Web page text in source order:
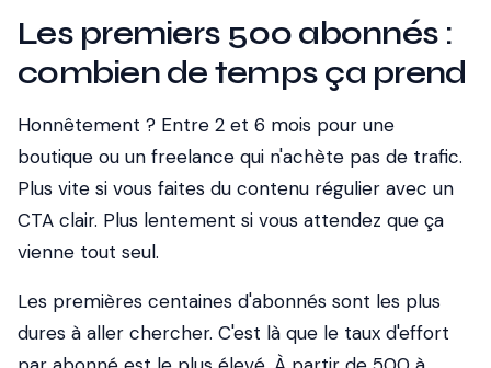
Les premiers 500 abonnés :
combien de temps ça prend
Honnêtement ? Entre 2 et 6 mois pour une
boutique ou un freelance qui n'achète pas de trafic.
Plus vite si vous faites du contenu régulier avec un
CTA clair. Plus lentement si vous attendez que ça
vienne tout seul.
Les premières centaines d'abonnés sont les plus
dures à aller chercher. C'est là que le taux d'effort